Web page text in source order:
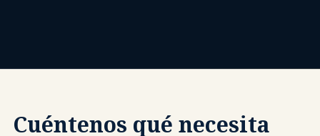
Cuéntenos qué necesita